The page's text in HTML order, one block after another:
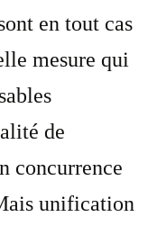
en tout cas
mesure qui
de
concurrence
unification